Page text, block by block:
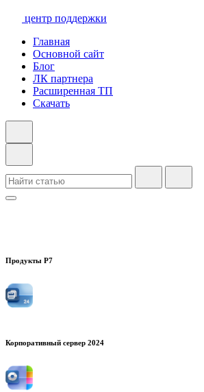
центр поддержки
Главная
Основной сайт
Блог
ЛК партнера
Расширенная ТП
Скачать
Продукты Р7
Корпоративный сервер 2024